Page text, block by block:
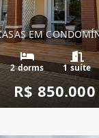
EM
2 dorms 1 suíte
R$ 850.000